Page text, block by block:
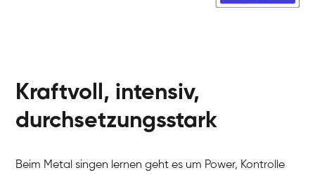
Kraftvoll, intensiv,
durchsetzungsstark
Beim Metal singen lernen geht es um Power, Kontrolle